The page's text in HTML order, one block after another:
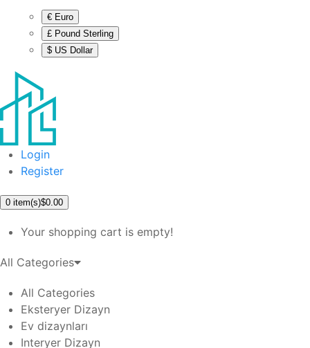
€ Euro
£ Pound Sterling
$ US Dollar
Login
Register
0 item(s)$0.00
Your shopping cart is empty!
All Categories
All Categories
Eksteryer Dizayn
Ev dizaynları
Interyer Dizayn